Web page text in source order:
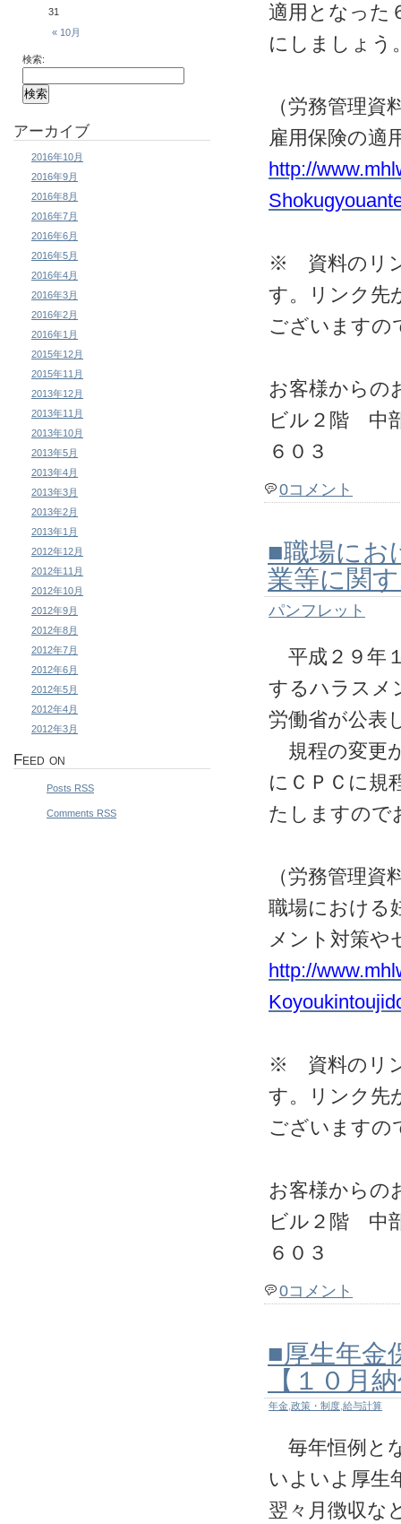
適用となった
にしましょう
（労務管理
雇用保険の適
http://
※ 資料のリ
す。リンク先
ございますの
お客様からの
ビル２階 中
６０３
0コメント
■職場にお
業等に関
パンフレット
平成２９年
するハラスメ
労働省が公表
規程の変更
にＣＰＣに規
たしますので
（労務管理
職場における
メント対策や
http://
※ 資料のリ
す。リンク先
ございますの
お客様からの
ビル２階 中
６０３
0コメント
■厚生年金
【１０月
年金 政策・制度 給与計算
毎年恒例と
いよいよ厚生
翌々月徴収な
« 10月
31
検索:
アーカイブ
2016年10月
2016年9月
2016年8月
2016年7月
2016年6月
2016年5月
2016年4月
2016年3月
2016年2月
2016年1月
2015年12月
2015年11月
2013年12月
2013年11月
2013年10月
2013年5月
2013年4月
2013年3月
2013年2月
2013年1月
2012年12月
2012年11月
2012年10月
2012年9月
2012年8月
2012年7月
2012年6月
2012年5月
2012年4月
2012年3月
Feed on
Posts RSS
Comments RSS